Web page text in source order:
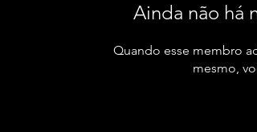
Ainda não há
Quando esse membro
mesmo,